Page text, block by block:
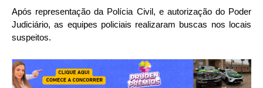
Após representação da Polícia Civil, e autorização do Poder
Judiciário, as equipes policiais realizaram buscas nos locais
suspeitos.